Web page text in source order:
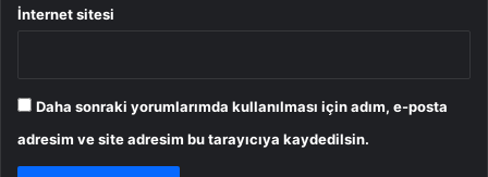
İnternet sitesi
Daha sonraki yorumlarımda kullanılması için adım, e-posta
adresim ve site adresim bu tarayıcıya kaydedilsin.